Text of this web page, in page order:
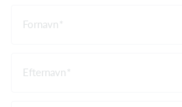
Fornavn
Efternavn